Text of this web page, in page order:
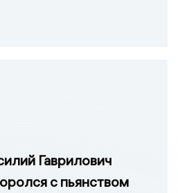
Гаврилович
с пьянством